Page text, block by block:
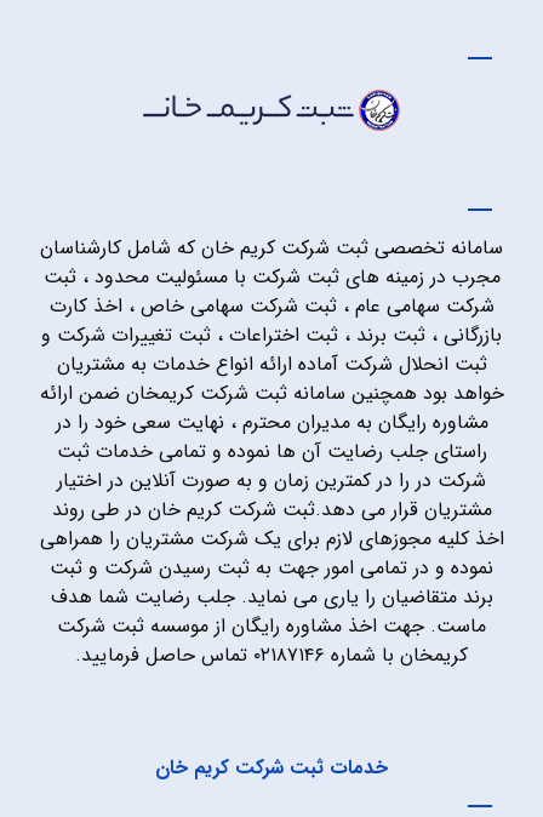
سامانه تخصصی ثبت شرکت کریم خان که شامل کارشناسان
مجرب در زمینه های ثبت شرکت با مسئولیت محدود ، ثبت
شرکت سهامی عام ، ثبت شرکت سهامی خاص ، اخذ کارت
بازرگانی ، ثبت برند ، ثبت اختراعات ، ثبت تغییرات شرکت و
ثبت انحلال شرکت آماده ارائه انواع خدمات به مشتریان
خواهد بود همچنین سامانه ثبت شرکت کریمخان ضمن ارائه
مشاوره رایگان به مدیران محترم ، نهایت سعی خود را در
راستای جلب رضایت آن ها نموده و تمامی خدمات ثبت
شرکت در را در کمترین زمان و به صورت آنلاین در اختیار
مشتریان قرار می دهد.ثبت شرکت کریم خان در طی روند
اخذ کلیه مجوزهای لازم برای یک شرکت مشتریان را همراهی
نموده و در تمامی امور جهت به ثبت رسیدن شرکت و ثبت
برند متقاضیان را یاری می نماید. جلب رضایت شما هدف
ماست. جهت اخذ مشاوره رایگان از موسسه ثبت شرکت
کریمخان با شماره ۰۲۱۸۷۱۴۶ تماس حاصل فرمایید.
خدمات ثبت شرکت کریم خان